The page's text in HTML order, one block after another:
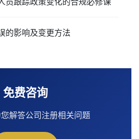
的影响及变更方法
免费咨询
解答公司注册相关问题